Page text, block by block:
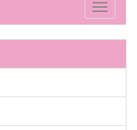
Toggle